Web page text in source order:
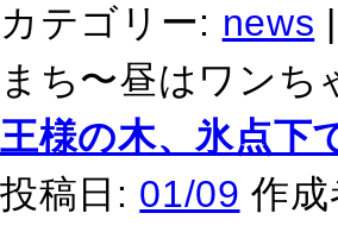
カテゴリー: news |
まち〜昼はワンち
王様の木、氷点下
投稿日: 01/09 作成